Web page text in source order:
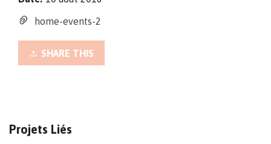
home-events-2
SHARE THIS
Projets Liés